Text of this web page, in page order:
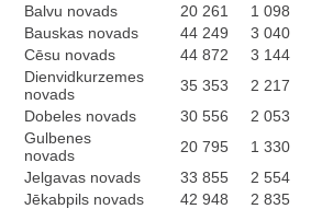
Balvu novads
20 261 1 098
Bauskas novads
44 249 3 040
Cēsu novads
44 872 3 144
Dienvidkurzemes
novads
35 353 2 217
Dobeles novads
30 556 2 053
Gulbenes
novads
20 795 1 330
Jelgavas novads
33 855 2 554
Jēkabpils novads
42 948 2 835